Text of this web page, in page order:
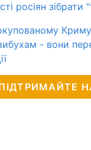
росіян зібрати
Криму
- вони